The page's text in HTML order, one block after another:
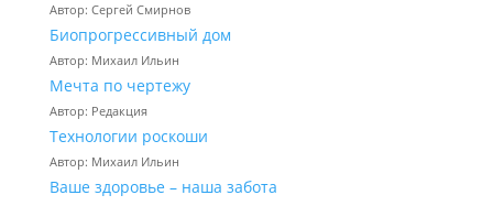
Автор: Сергей Смирнов
Биопрогрессивный дом
Автор: Михаил Ильин
Мечта по чертежу
Автор: Редакция
Технологии роскоши
Автор: Михаил Ильин
Ваше здоровье – наша забота